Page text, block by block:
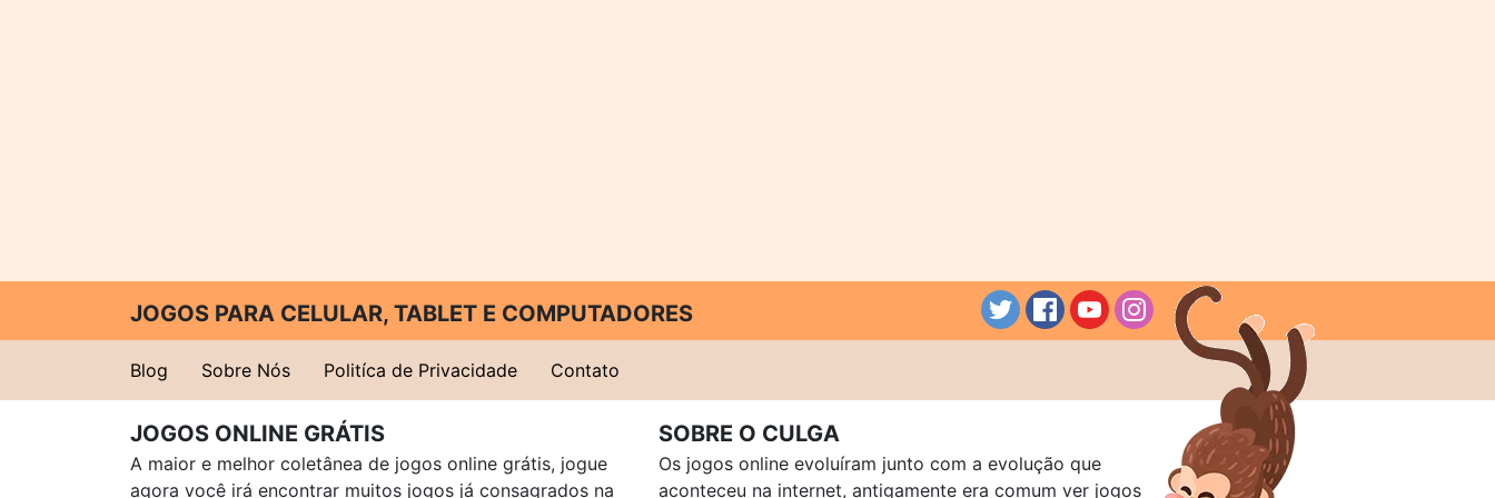
JOGOS PARA CELULAR, TABLET E COMPUTADORES
Blog Sobre Nós Politíca de Privacidade Contato
JOGOS ONLINE GRÁTIS
A maior e melhor coletânea de jogos online grátis, jogue
agora você irá encontrar muitos jogos já consagrados na
SOBRE O CULGA
Os jogos online evoluíram junto com a evolução que
aconteceu na internet, antigamente era comum ver jogos